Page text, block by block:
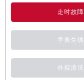
走时故障
手表生锈
外观清洗